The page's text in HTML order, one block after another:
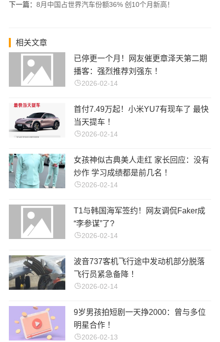
下一篇： 8月中国占世界汽车份额36% 创10个月新高！
相关文章
已停更一个月！网友催更章泽天第二期
播客：强烈推荐刘强东 ！
2026-02-14
首付7.49万起！小米YU7有现车了 最快
当天提车 ！
2026-02-14
女孩神似古典美人走红 家长回应：没有
炒作 学习成绩都是前几名 ！
2026-02-14
T1与韩国海军签约！网友调侃Faker成
“李参谋”了?
2026-02-14
波音737客机飞行途中发动机部分脱落
飞行员紧急备降 ！
2026-02-14
9岁男孩拍短剧一天挣2000：曾与多位
明星合作 ！
2026-02-13